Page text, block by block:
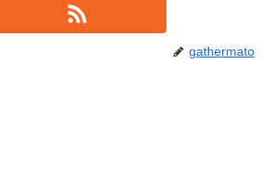
gathermato